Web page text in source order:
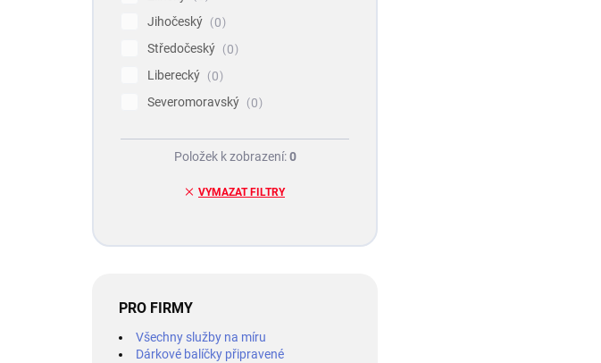
Jihočeský
0
Středočeský
0
Liberecký
0
Severomoravský
0
VYMAZAT FILTRY
Položek k zobrazení:0
PRO FIRMY
Všechny služby na míru
Dárkové balíčky připravené